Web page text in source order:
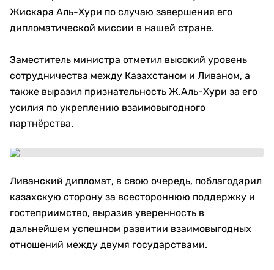
Жискара Аль-Хури по случаю завершения его
дипломатической миссии в нашей стране.
Заместитель министра отметил высокий уровень
сотрудничества между Казахстаном и Ливаном, а
также выразил признательность Ж.Аль-Хури за его
усилия по укреплению взаимовыгодного
партнёрства.
Ливанский дипломат, в свою очередь, поблагодарил
казахскую сторону за всестороннюю поддержку и
гостеприимство, выразив уверенность в
дальнейшем успешном развитии взаимовыгодных
отношений между двумя государствами.